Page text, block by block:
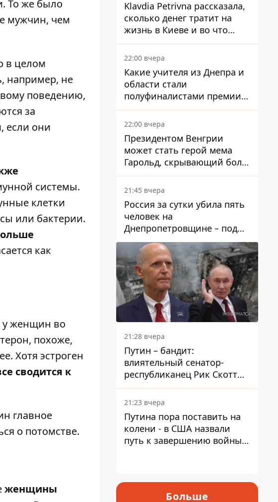
То же было
мужчин, чем
в целом
например, не
поведению,
за
если они
системы.
клетки
или бактерии.
как
у женщин во
похоже,
Хотя эстроген
сводится к
главное
о потомстве.
женщины
Klavdia Petrivna рассказала,
сколько денег тратит на
жизнь в Киеве и во что
вкладывает миллионы
22:00 вчера
Какие учителя из Днепра и
области стали
полуфиналистами премии
Global Teacher Prize Ukraine
2026
22:00 вчера
Президентом Венгрии
может стать герой мема
Гарольд, скрывающий боль
– он возглавил народное
голосование
21:45 вчера
Россия за сутки убила пять
человек на
Днепропетровщине – под
ударами оказались пять
районов области
21:28 вчера
Путин – бандит:
влиятельный сенатор-
республиканец Рик Скотт
призвал Конгресс привлечь
РФ к ответственности за
войну в Украине
21:23 вчера
Путина пора поставить на
колени - в США назвали
путь к завершению войны -
Больше